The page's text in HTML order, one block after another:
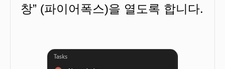
창” (파이어폭스)을 열도록 합니다.